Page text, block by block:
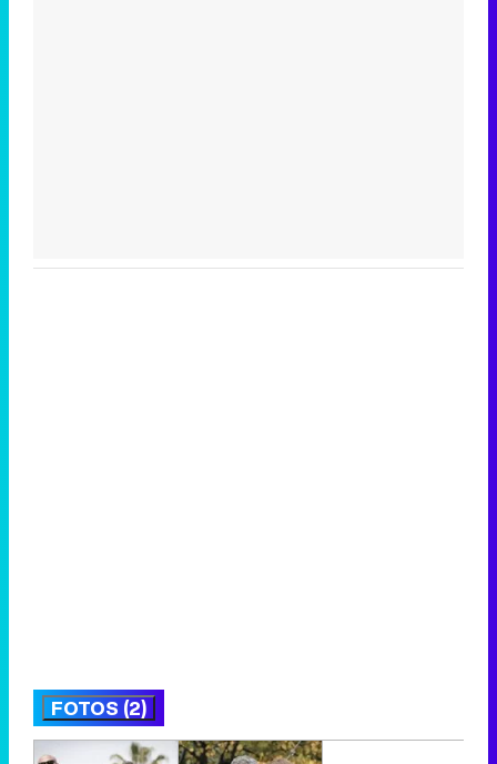
FOTOS (2)